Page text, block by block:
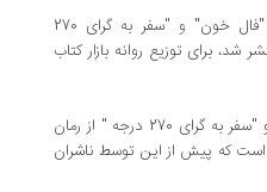
انتشارات سوره مهر نسخه انگلیسی "فال خون" و "سفر به گرای 270
برای توزیع روانه بازار کتاب
به گزارش مهر، دو رمان " فال خون " و "سفر به گرای 270 درجه " از رمان
که پیش از این توسط ناشران